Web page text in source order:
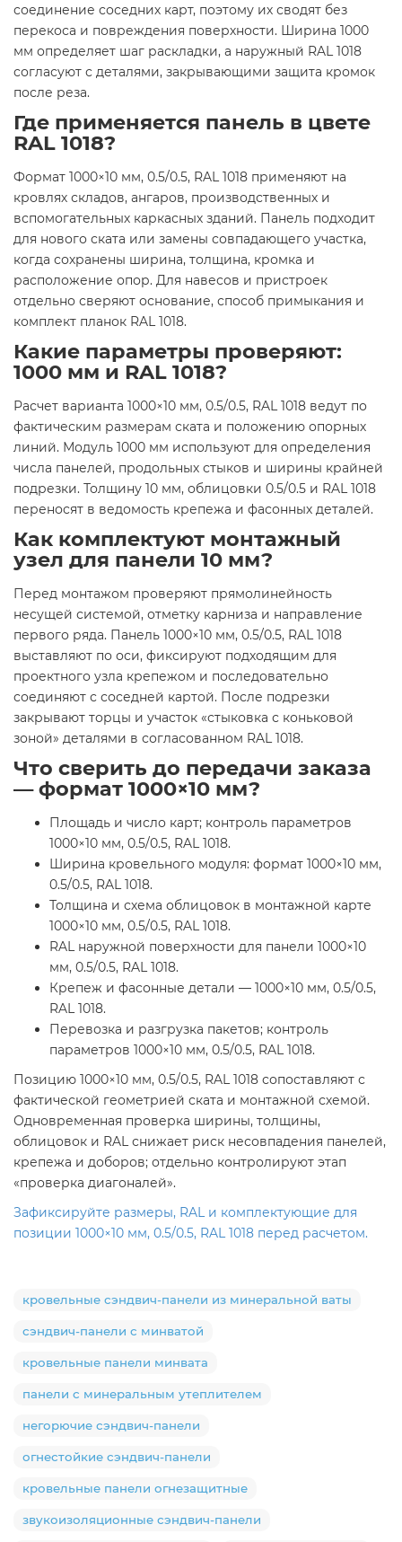
соединение соседних карт, поэтому их сводят без
перекоса и повреждения поверхности. Ширина 1000
мм определяет шаг раскладки, а наружный RAL 1018
согласуют с деталями, закрывающими защита кромок
после реза.
Где применяется панель в цвете
RAL 1018?
Формат 1000×10 мм, 0.5/0.5, RAL 1018 применяют на
кровлях складов, ангаров, производственных и
вспомогательных каркасных зданий. Панель подходит
для нового ската или замены совпадающего участка,
когда сохранены ширина, толщина, кромка и
расположение опор. Для навесов и пристроек
отдельно сверяют основание, способ примыкания и
комплект планок RAL 1018.
Какие параметры проверяют:
1000 мм и RAL 1018?
Расчет варианта 1000×10 мм, 0.5/0.5, RAL 1018 ведут по
фактическим размерам ската и положению опорных
линий. Модуль 1000 мм используют для определения
числа панелей, продольных стыков и ширины крайней
подрезки. Толщину 10 мм, облицовки 0.5/0.5 и RAL 1018
переносят в ведомость крепежа и фасонных деталей.
Как комплектуют монтажный
узел для панели 10 мм?
Перед монтажом проверяют прямолинейность
несущей системой, отметку карниза и направление
первого ряда. Панель 1000×10 мм, 0.5/0.5, RAL 1018
выставляют по оси, фиксируют подходящим для
проектного узла крепежом и последовательно
соединяют с соседней картой. После подрезки
закрывают торцы и участок «стыковка с коньковой
зоной» деталями в согласованном RAL 1018.
Что сверить до передачи заказа
— формат 1000×10 мм?
Площадь и число карт; контроль параметров
1000×10 мм, 0.5/0.5, RAL 1018.
Ширина кровельного модуля: формат 1000×10 мм,
0.5/0.5, RAL 1018.
Толщина и схема облицовок в монтажной карте
1000×10 мм, 0.5/0.5, RAL 1018.
RAL наружной поверхности для панели 1000×10
мм, 0.5/0.5, RAL 1018.
Крепеж и фасонные детали — 1000×10 мм, 0.5/0.5,
RAL 1018.
Перевозка и разгрузка пакетов; контроль
параметров 1000×10 мм, 0.5/0.5, RAL 1018.
Позицию 1000×10 мм, 0.5/0.5, RAL 1018 сопоставляют с
фактической геометрией ската и монтажной схемой.
Одновременная проверка ширины, толщины,
облицовок и RAL снижает риск несовпадения панелей,
крепежа и доборов; отдельно контролируют этап
«проверка диагоналей».
Зафиксируйте размеры, RAL и комплектующие для
позиции 1000×10 мм, 0.5/0.5, RAL 1018 перед расчетом.
кровельные сэндвич-панели из минеральной ваты
сэндвич-панели с минватой
кровельные панели минвата
панели с минеральным утеплителем
негорючие сэндвич-панели
огнестойкие сэндвич-панели
кровельные панели огнезащитные
звукоизоляционные сэндвич-панели